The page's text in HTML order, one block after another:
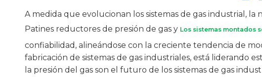
A medida que evolucionan los sistemas de gas industrial,
Patines reductores de presión de gas y Los sistemas montados
confiabilidad, alineándose con la creciente tendencia de
fabricación de sistemas de gas industriales, está liderando
la presión del gas son el futuro de los sistemas de gas